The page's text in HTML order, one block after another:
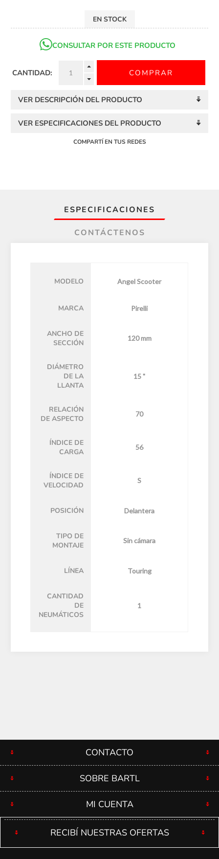
EN STOCK
CONSULTAR POR ESTE PRODUCTO
CANTIDAD:
VER DESCRIPCIÓN DEL PRODUCTO
VER ESPECIFICACIONES DEL PRODUCTO
COMPARTÍ EN TUS REDES
ESPECIFICACIONES
CONTÁCTENOS
MODELO Angel Scooter
MARCA Pirelli
ANCHO DE
SECCIÓN
120 mm
DIÁMETRO
DE LA
LLANTA
15 "
RELACIÓN
DE ASPECTO
70
ÍNDICE DE
CARGA
56
ÍNDICE DE
VELOCIDAD
S
POSICIÓN Delantera
TIPO DE
MONTAJE
Sin cámara
LÍNEA Touring
CANTIDAD
DE
NEUMÁTICOS
1
CONTACTO
SOBRE BARTL
MI CUENTA
RECIBÍ NUESTRAS OFERTAS